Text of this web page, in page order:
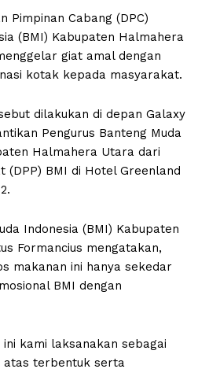
Pimpinan Cabang (DPC)
(BMI) Kabupaten Halmahera
giat amal dengan
kotak kepada masyarakat.
dilakukan di depan Galaxy
Pengurus Banteng Muda
Halmahera Utara dari
(DPP) BMI di Hotel Greenland
Indonesia (BMI) Kabupaten
Formancius mengatakan,
makanan ini hanya sekedar
BMI dengan
ini kami laksanakan sebagai
atas terbentuk serta